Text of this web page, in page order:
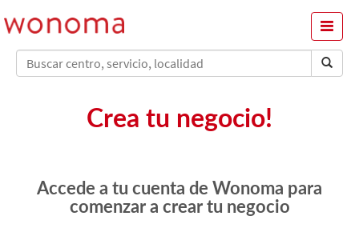
Menu
Crea tu negocio!
Accede a tu cuenta de Wonoma para
comenzar a crear tu negocio